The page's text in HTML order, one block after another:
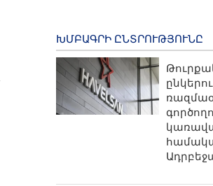
ԽՄԲԱԳՐԻ ԸՆՏՐՈՒԹՅՈՒՆԸ